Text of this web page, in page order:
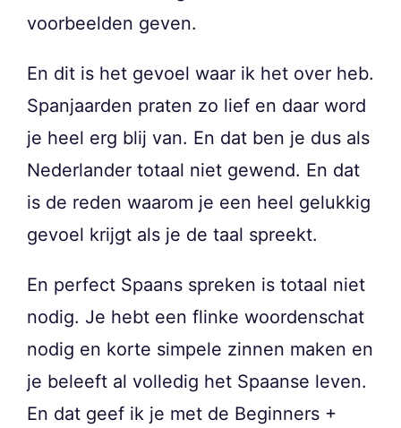
voorbeelden geven.
En dit is het gevoel waar ik het over heb.
Spanjaarden praten zo lief en daar word
je heel erg blij van. En dat ben je dus als
Nederlander totaal niet gewend. En dat
is de reden waarom je een heel gelukkig
gevoel krijgt als je de taal spreekt.
En perfect Spaans spreken is totaal niet
nodig. Je hebt een flinke woordenschat
nodig en korte simpele zinnen maken en
je beleeft al volledig het Spaanse leven.
En dat geef ik je met de Beginners +